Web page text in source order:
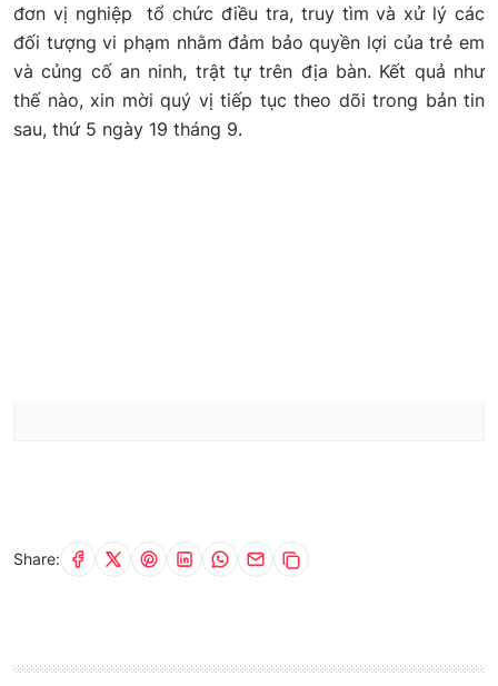
đơn vị nghiệp
tổ chức điều tra, truy tìm và xử lý các
đối tượng vi phạm nhằm đảm bảo quyền lợi của trẻ em
và củng cố an ninh, trật tự trên địa bàn. Kết quả như
thế nào, xin mời quý vị tiếp tục theo dõi trong bản tin
sau, thứ 5 ngày 19 tháng 9.
Share: